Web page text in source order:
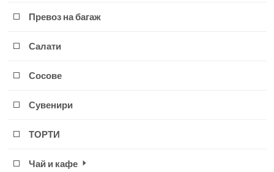
Превоз на багаж
Салати
Сосове
Сувенири
ТОРТИ
Чай и кафе